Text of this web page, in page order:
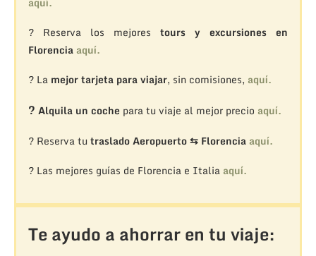
? Reserva los mejorestours y excursiones en
Florencia aquí.
? La mejor tarjeta para viajar, sin comisiones, aquí.
? Alquila un coche para tu viaje al mejor precio aquí.
? Reserva tu traslado Aeropuerto ⇆ Florencia aquí.
? Las mejores guías de Florencia e Italia aquí.
Te ayudo a ahorrar en tu viaje: